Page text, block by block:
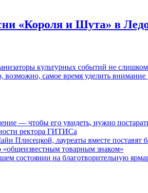
«Короля и Шута» в
культурных событий не
самое время уделить
— чтобы его увидеть, нужно
ректора ГИТИСа
Плисецкой, лауреаты вместе поставят
товарным знаком»
состоянии на благотворительную